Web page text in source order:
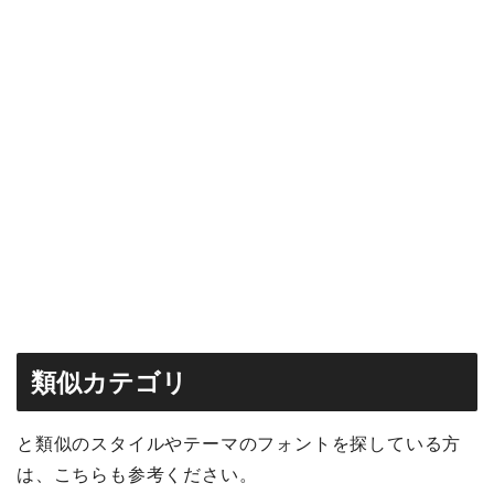
類似カテゴリ
と類似のスタイルやテーマのフォントを探している方
は、こちらも参考ください。